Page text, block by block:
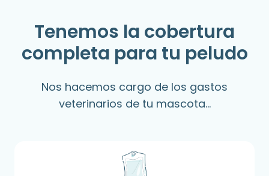
Tenemos la cobertura
completa para tu peludo
Nos hacemos cargo de los gastos
veterinarios de tu mascota...